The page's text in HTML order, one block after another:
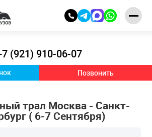
(921) 910-06-07
Позвонить
трал Москва - Санкт-
( 6-7 Сентября)